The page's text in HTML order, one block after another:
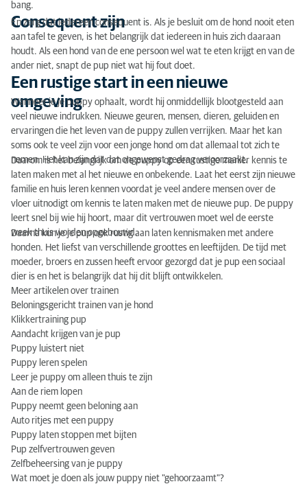
bang.
Consequent zijn
En zorg dat iedereen consequent is. Als je besluit om de hond nooit eten
aan tafel te geven, is het belangrijk dat iedereen in huis zich daaraan
houdt. Als een hond van de ene persoon wel wat te eten krijgt en van de
ander niet, snapt de pup niet wat hij fout doet.
Een rustige start in een nieuwe
omgeving
Wanneer je je puppy ophaalt, wordt hij onmiddellijk blootgesteld aan
veel nieuwe indrukken. Nieuwe geuren, mensen, dieren, geluiden en
ervaringen die het leven van de puppy zullen verrijken. Maar het kan
soms ook te veel zijn voor een jonge hond om dat allemaal tot zich te
nemen. Het kan zijn dat dat ongewenst gedrag veroorzaakt.
Daarom is het belangrijk om de puppy op een rustige manier kennis te
laten maken met al het nieuwe en onbekende. Laat het eerst zijn nieuwe
familie en huis leren kennen voordat je veel andere mensen over de
vloer uitnodigt om kennis te laten maken met de nieuwe pup. De puppy
leert snel bij wie hij hoort, maar dit vertrouwen moet wel de eerste
week thuis worden opgebouwd.
Daarna kun je je pup ook rustig aan laten kennismaken met andere
honden. Het liefst van verschillende groottes en leeftijden. De tijd met
moeder, broers en zussen heeft ervoor gezorgd dat je pup een sociaal
dier is en het is belangrijk dat hij dit blijft ontwikkelen.
Meer artikelen over trainen
Beloningsgericht trainen van je hond
Klikkertraining pup
Aandacht krijgen van je pup
Puppy luistert niet
Puppy leren spelen
Leer je puppy om alleen thuis te zijn
Aan de riem lopen
Puppy neemt geen beloning aan
Auto ritjes met een puppy
Puppy laten stoppen met bijten
Pup zelfvertrouwen geven
Zelfbeheersing van je puppy
Wat moet je doen als jouw puppy niet "gehoorzaamt"?